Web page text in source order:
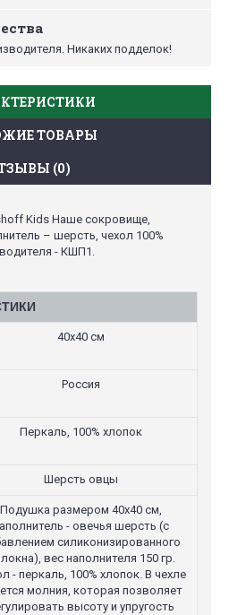
Никаких подделок!
ТОВАРЫ
(0)
Kids Наше сокровище,
– шерсть, чехол 100%
- КШП1.
40х40 см
Россия
Перкаль, 100% хлопок
Шерсть овцы
Подушка размером 40х40 см,
- овечья шерсть (с
силиконизированного
вес наполнителя 150 гр.
- перкаль, 100% хлопок. В чехле
молния, которая позволяет
высоту и упругость